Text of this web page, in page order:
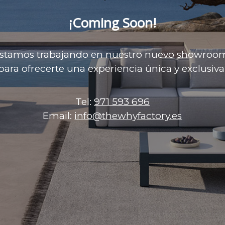
¡Coming Soon!
trabajando en nuestro nuevo
ofrecerte una experiencia única y
Tel: 971 593 696
Email: info@thewhyfactory.es